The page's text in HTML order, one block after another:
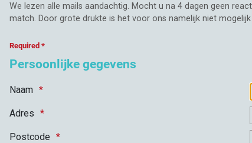
We lezen alle mails aandachtig. Mocht u na 4 dagen geen
match. Door grote drukte is het voor ons namelijk niet
Required *
Persoonlijke gegevens
Naam
Adres
Postcode